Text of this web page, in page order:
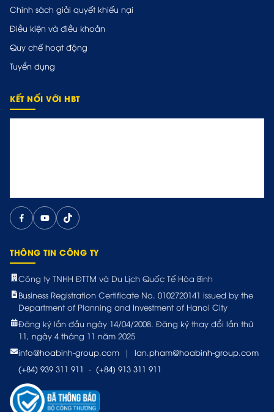
Chính sách giải quyết khiếu nại
Điều kiện và điều khoản
Quy chế hoạt động
Tuyển dụng
KẾT NỐI VỚI HBT
THÔNG TIN CÔNG TY
Công ty TNHH ĐTTM và Du Lịch Quốc Tế Hòa Bình
Business Registration Certificate No. 0102720141 issued by the
Department of Planning and Investment of Hanoi City
Đăng ký lần đầu ngày 14/04/2008. Đăng ký thay đổi lần thứ
11, ngày 4 tháng 11 năm 2025
info@hoabinh-group.com
|
lan.pham@hoabinh-group.com
(+84) 939 311 911 - (+84) 913 311 911